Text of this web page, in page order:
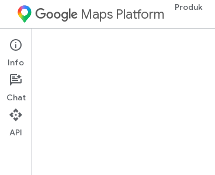
Maps Platform Produk
Google
Terjemahan AI mungkin
Google
Penyesuaian
Ekonomi
Info
Chat
API